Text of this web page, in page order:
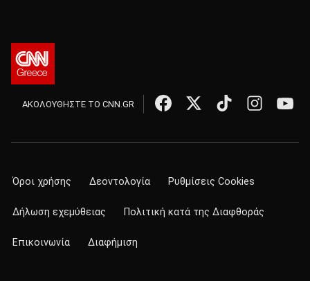
ΑΚΟΛΟΥΘΗΣΤΕ ΤΟ CNN.GR
Όροι χρήσης Δεοντολογία Ρυθμίσεις Cookies
Δήλωση εχεμύθειας Πολιτική κατά της Διαφθοράς
Επικοινωνία Διαφήμιση